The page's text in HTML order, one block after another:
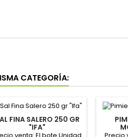
CATEGORÍA:
FINA SALERO 250 GR
"IFA"